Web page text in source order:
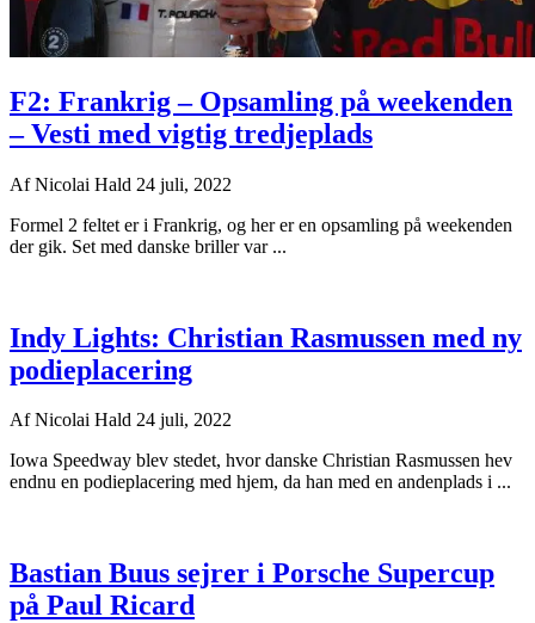
F2: Frankrig – Opsamling på weekenden
– Vesti med vigtig tredjeplads
AfNicolai Hald 24 juli, 2022
Formel 2 feltet er i Frankrig, og her er en opsamling på weekenden
der gik. Set med danske briller var ...
Indy Lights: Christian Rasmussen med ny
podieplacering
AfNicolai Hald 24 juli, 2022
Iowa Speedway blev stedet, hvor danske Christian Rasmussen hev
endnu en podieplacering med hjem, da han med en andenplads i ...
Bastian Buus sejrer i Porsche Supercup
på Paul Ricard